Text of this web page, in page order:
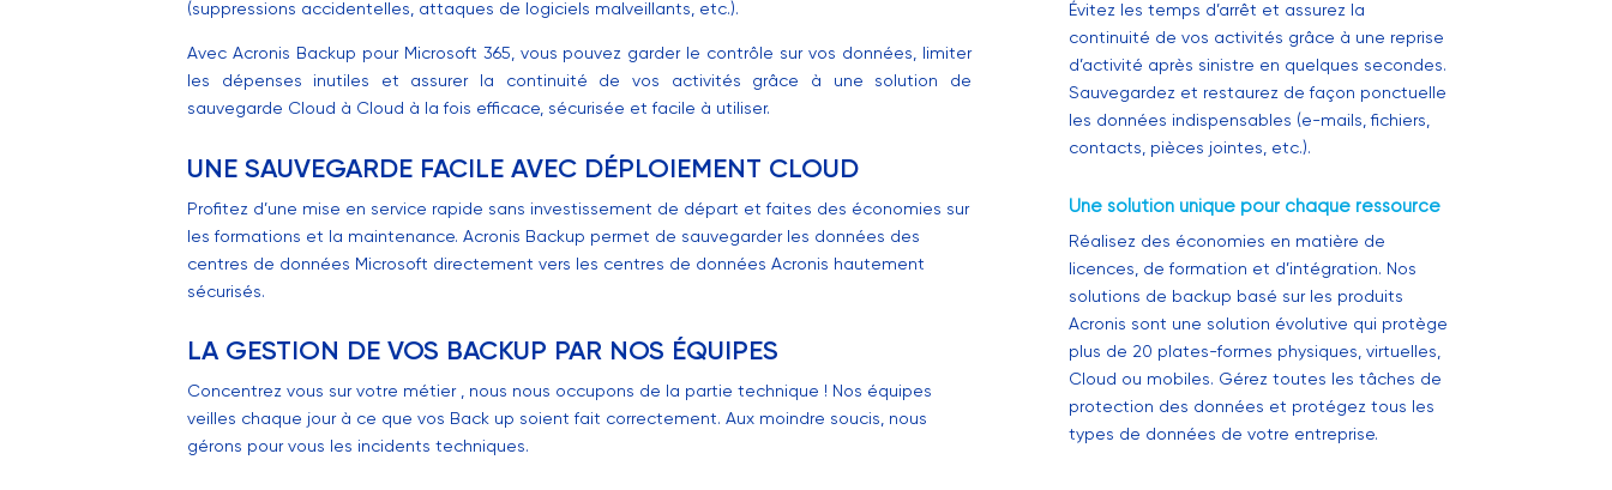
(suppressions accidentelles, attaques de logiciels malveillants, etc.).
Avec Acronis Backup pour Microsoft 365, vous pouvez garder le contrôle sur vos données, limiter
les dépenses inutiles et assurer la continuité de vos activités grâce à une solution de
sauvegarde Cloud à Cloud à la fois efficace, sécurisée et facile à utiliser.
UNE SAUVEGARDE FACILE AVEC DÉPLOIEMENT CLOUD
Profitez d’une mise en service rapide sans investissement de départ et faites des économies sur
les formations et la maintenance. Acronis Backup permet de sauvegarder les données des
centres de données Microsoft directement vers les centres de données Acronis hautement
sécurisés.
LA GESTION DE VOS BACKUP PAR NOS ÉQUIPES
Concentrez vous sur votre métier , nous nous occupons de la partie technique ! Nos équipes
veilles chaque jour à ce que vos Back up soient fait correctement. Aux moindre soucis, nous
gérons pour vous les incidents techniques.
Évitez les temps d’arrêt et assurez la
continuité de vos activités grâce à une reprise
d’activité après sinistre en quelques secondes.
Sauvegardez et restaurez de façon ponctuelle
les données indispensables (e-mails, fichiers,
contacts, pièces jointes, etc.).
Une solution unique pour chaque ressource
Réalisez des économies en matière de
licences, de formation et d’intégration. Nos
solutions de backup basé sur les produits
Acronis sont une solution évolutive qui protège
plus de 20 plates-formes physiques, virtuelles,
Cloud ou mobiles. Gérez toutes les tâches de
protection des données et protégez tous les
types de données de votre entreprise.